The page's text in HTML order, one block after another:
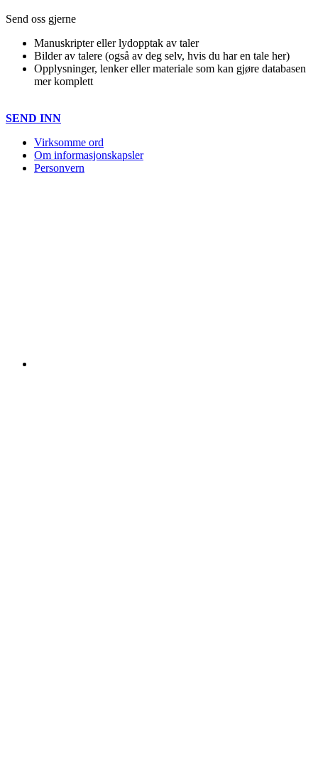
Send oss gjerne
Manuskripter eller lydopptak av taler
Bilder av talere (også av deg selv, hvis du har en tale her)
Opplysninger, lenker eller materiale som kan gjøre databasen
mer komplett
SEND INN
Virksomme ord
Om informasjonskapsler
Personvern